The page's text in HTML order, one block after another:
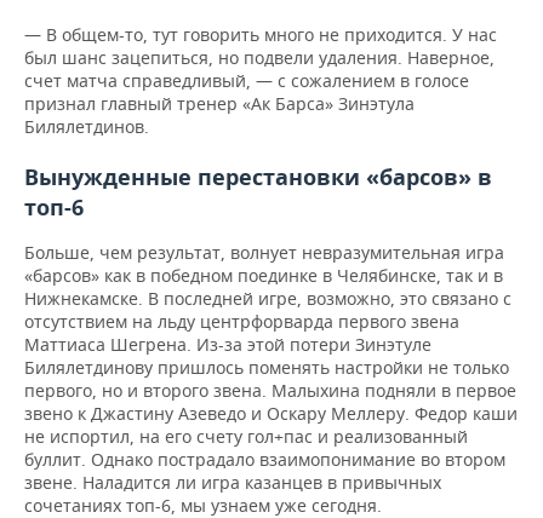
— В общем-то, тут говорить много не приходится. У нас
был шанс зацепиться, но подвели удаления. Наверное,
счет матча справедливый, — с сожалением в голосе
признал главный тренер «Ак Барса» Зинэтула
Билялетдинов.
Вынужденные перестановки «барсов» в
топ-6
Больше, чем результат, волнует невразумительная игра
«барсов» как в победном поединке в Челябинске, так и в
Нижнекамске. В последней игре, возможно, это связано с
отсутствием на льду центрфорварда первого звена
Маттиаса Шегрена. Из-за этой потери Зинэтуле
Билялетдинову пришлось поменять настройки не только
первого, но и второго звена. Малыхина подняли в первое
звено к Джастину Азеведо и Оскару Меллеру. Федор каши
не испортил, на его счету гол+пас и реализованный
буллит. Однако пострадало взаимопонимание во втором
звене. Наладится ли игра казанцев в привычных
сочетаниях топ-6, мы узнаем уже сегодня.